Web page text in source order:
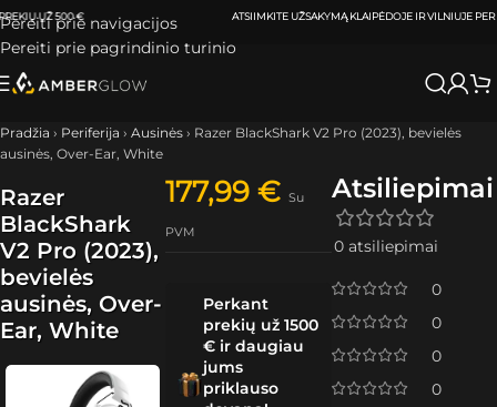
Pereiti prie navigacijos
Pereiti prie pagrindinio turinio
ATSIIMKITE UŽSAKYMĄ KLAIPĖDOJE IR VILNIUJEPER0-3 DARBO DIENAS.
Pradžia › Periferija › Ausinės › Razer BlackShark V2 Pro (2023), bevielės
ausinės, Over-Ear, White
Razer
BlackShark
V2 Pro (2023),
bevielės
ausinės, Over-
Ear, White
177,99€ Su
PVM
Perkant
prekių už 1500
€ ir daugiau
jums
priklauso
Atsiliepimai
0 atsiliepimai
0
0
0
0